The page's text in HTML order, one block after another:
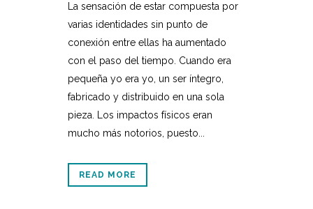
La sensación de estar compuesta por
varias identidades sin punto de
conexión entre ellas ha aumentado
con el paso del tiempo. Cuando era
pequeña yo era yo, un ser íntegro,
fabricado y distribuido en una sola
pieza. Los impactos físicos eran
mucho más notorios, puesto...
READ MORE